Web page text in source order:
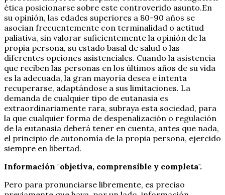
ética posicionarse sobre este controverido asunto.En
su opinión, las edades superiores a 80-90 años se
asocian frecuentemente con terminalidad o actitud
paliativa, sin valorar suficientemente la opinión de la
propia persona, su estado basal de salud o las
diferentes opciones asistenciales. Cuando la asistencia
que reciben las personas en los últimos años de su vida
es la adecuada, la gran mayoría desea e intenta
recuperarse, adaptándose a sus limitaciones. La
demanda de cualquier tipo de eutanasia es
extraordinariamente rara, subraya esta sociedad, para
la que cualquier forma de despenalización o regulación
de la eutanasia deberá tener en cuenta, antes que nada,
el principio de autonomía de la propia persona, ejercido
siempre en libertad.
Información "objetiva, comprensible y completa".
Pero para pronunciarse libremente, es preciso